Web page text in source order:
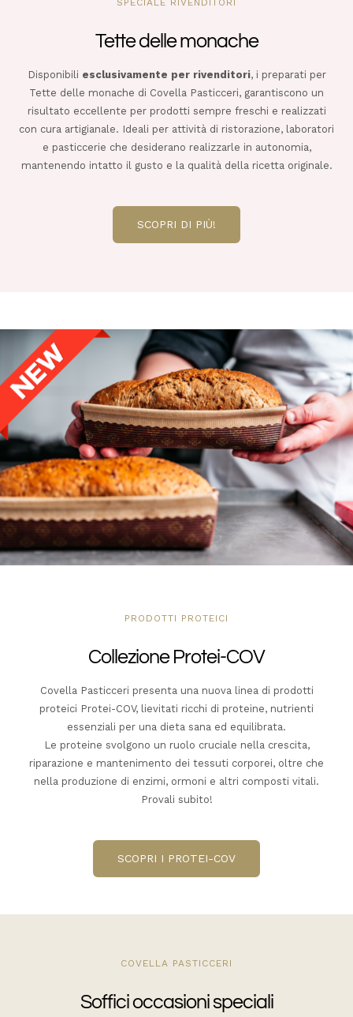
Tette delle monache
Disponibili esclusivamente per rivenditori, i preparati per
Tette delle monache di Covella Pasticceri, garantiscono un
risultato eccellente per prodotti sempre freschi e realizzati
con cura artigianale. Ideali per attività di ristorazione, laboratori
e pasticcerie che desiderano realizzarle in autonomia,
mantenendo intatto il gusto e la qualità della ricetta originale.
SCOPRI DI PIÙ!
PRODOTTI PROTEICI
Collezione Protei-COV
Covella Pasticceri presenta una nuova linea di prodotti
proteici Protei-COV, lievitati ricchi di proteine, nutrienti
essenziali per una dieta sana ed equilibrata.
Le proteine svolgono un ruolo cruciale nella crescita,
riparazione e mantenimento dei tessuti corporei, oltre che
nella produzione di enzimi, ormoni e altri composti vitali.
Provali subito!
SCOPRI I PROTEI-COV
COVELLA PASTICCERI
Soffici occasioni speciali